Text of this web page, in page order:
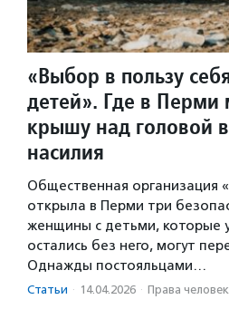
«Выбор в пользу
детей». Где в
крышу над головой
насилия
Общественная организация
открыла в Перми три
женщины с детьми, которые
остались без него, могут
Однажды постояльцами…
Статьи · 14.04.2026 · Права